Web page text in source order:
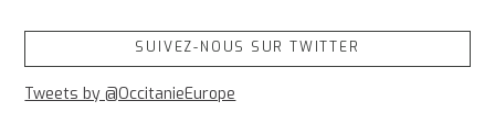
SUIVEZ-NOUS SUR TWITTER
Tweets by @OccitanieEurope